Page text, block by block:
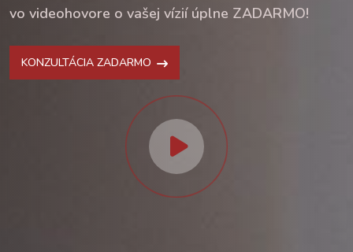
vo videohovore o vašej vízií úplne ZADARMO!
KONZULTÁCIA ZADARMO